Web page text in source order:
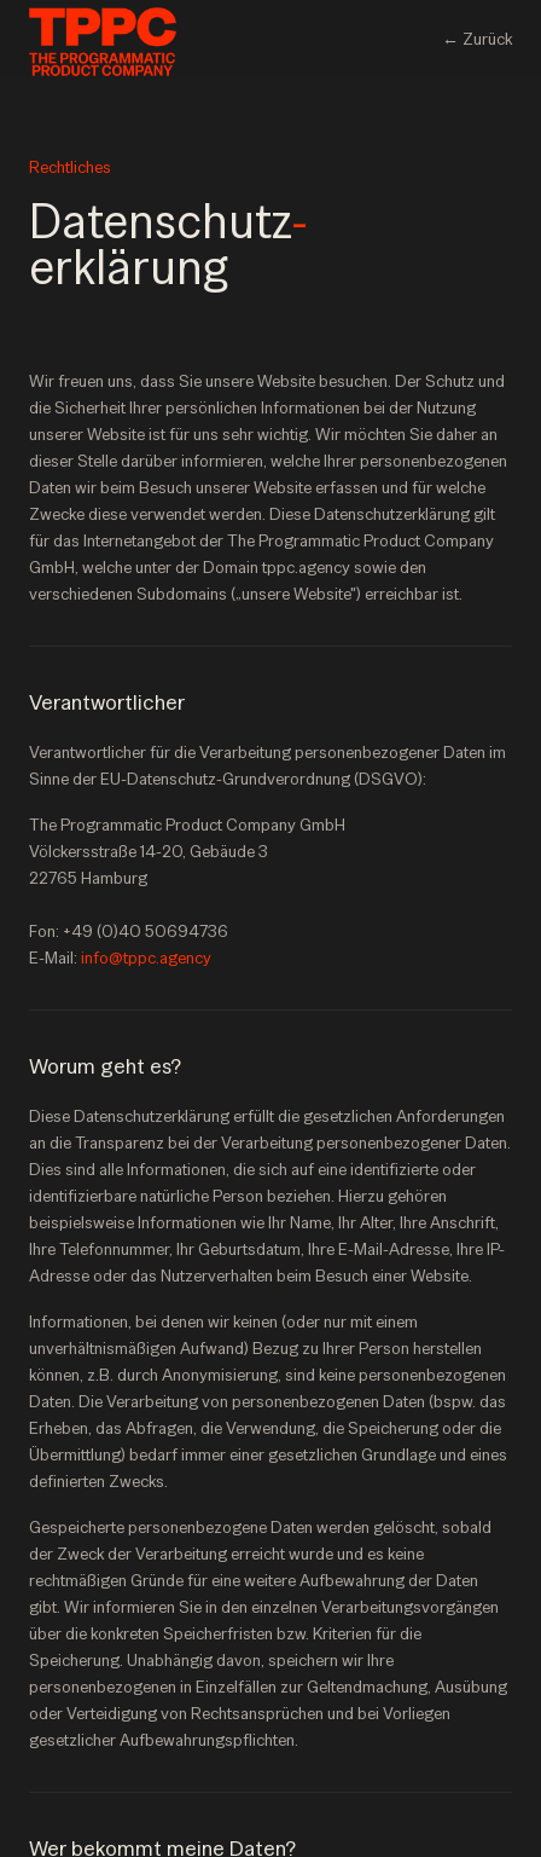
← Zurück
Rechtliches
Datenschutz-
erklärung
Wir freuen uns, dass Sie unsere Website besuchen. Der Schutz und
die Sicherheit Ihrer persönlichen Informationen bei der Nutzung
unserer Website ist für uns sehr wichtig. Wir möchten Sie daher an
dieser Stelle darüber informieren, welche Ihrer personenbezogenen
Daten wir beim Besuch unserer Website erfassen und für welche
Zwecke diese verwendet werden. Diese Datenschutzerklärung gilt
für das Internetangebot der The Programmatic Product Company
GmbH, welche unter der Domain tppc.agency sowie den
verschiedenen Subdomains („unsere Website") erreichbar ist.
Verantwortlicher
Verantwortlicher für die Verarbeitung personenbezogener Daten im
Sinne der EU-Datenschutz-Grundverordnung (DSGVO):
The Programmatic Product Company GmbH
Völckersstraße 14-20, Gebäude 3
22765 Hamburg
Fon: +49 (0)40 50694736
E-Mail: info@tppc.agency
Worum geht es?
Diese Datenschutzerklärung erfüllt die gesetzlichen Anforderungen
an die Transparenz bei der Verarbeitung personenbezogener Daten.
Dies sind alle Informationen, die sich auf eine identifizierte oder
identifizierbare natürliche Person beziehen. Hierzu gehören
beispielsweise Informationen wie Ihr Name, Ihr Alter, Ihre Anschrift,
Ihre Telefonnummer, Ihr Geburtsdatum, Ihre E-Mail-Adresse, Ihre IP-
Adresse oder das Nutzerverhalten beim Besuch einer Website.
Informationen, bei denen wir keinen (oder nur mit einem
unverhältnismäßigen Aufwand) Bezug zu Ihrer Person herstellen
können, z.B. durch Anonymisierung, sind keine personenbezogenen
Daten. Die Verarbeitung von personenbezogenen Daten (bspw. das
Erheben, das Abfragen, die Verwendung, die Speicherung oder die
Übermittlung) bedarf immer einer gesetzlichen Grundlage und eines
definierten Zwecks.
Gespeicherte personenbezogene Daten werden gelöscht, sobald
der Zweck der Verarbeitung erreicht wurde und es keine
rechtmäßigen Gründe für eine weitere Aufbewahrung der Daten
gibt. Wir informieren Sie in den einzelnen Verarbeitungsvorgängen
über die konkreten Speicherfristen bzw. Kriterien für die
Speicherung. Unabhängig davon, speichern wir Ihre
personenbezogenen in Einzelfällen zur Geltendmachung, Ausübung
oder Verteidigung von Rechtsansprüchen und bei Vorliegen
gesetzlicher Aufbewahrungspflichten.
Wer bekommt meine Daten?